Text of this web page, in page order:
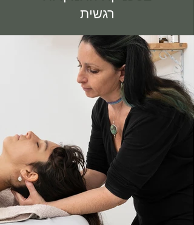
רגשית